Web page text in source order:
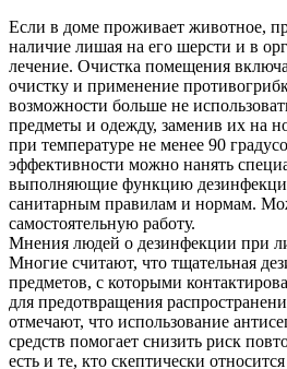
О нас
Услуги
Акции
Отзывы
Статьи
Если в доме проживает животное,
наличие лишая на его шерсти и в
лечение. Очистка помещения
очистку и применение
возможности больше не
предметы и одежду, заменив их на
при температуре не менее 90
эффективности можно нанять
выполняющие функцию
санитарным правилам и нормам.
самостоятельную работу.
Мнения людей о дезинфекции при
Многие считают, что тщательная
предметов, с которыми
для предотвращения
отмечают, что использование
средств помогает снизить риск
есть и те, кто скептически